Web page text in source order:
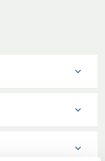
expand_more
expand_more
expand_more